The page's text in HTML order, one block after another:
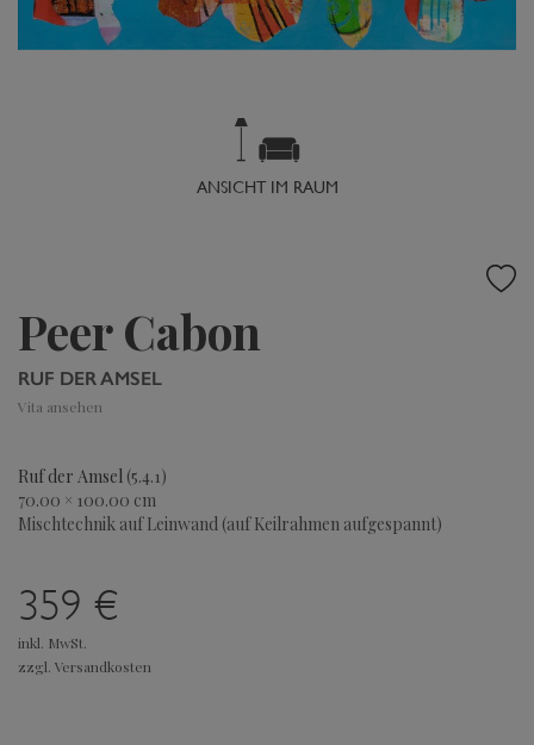
ANSICHT IM RAUM
Peer Cabon
RUF DER AMSEL
Vita ansehen
Ruf der Amsel (5.4.1)
70.00 × 100.00 cm
Mischtechnik auf Leinwand (auf Keilrahmen aufgespannt)
359 €
inkl. MwSt.
zzgl. Versandkosten